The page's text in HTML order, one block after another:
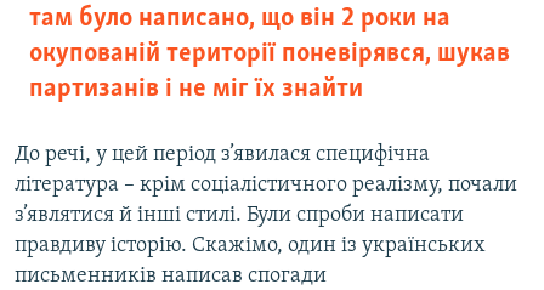
там було написано, що він 2 роки на
окупованій території поневірявся, шукав
партизанів і не міг їх знайти
До речі, у цей період з’явилася специфічна
література – крім соціалістичного реалізму, почали
з’являтися й інші стилі. Були спроби написати
правдиву історію. Скажімо, один із українських
письменників написав спогади